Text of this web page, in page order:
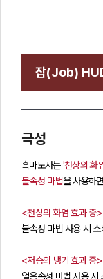
잡(Job)
극성
흑마도사는'천상의 화
불속성 마법을 사용하
<천상의 화염 효과 중>
불속성 마법 사용 시
<저승의 냉기 효과 중>
얼음속성 마법 사용